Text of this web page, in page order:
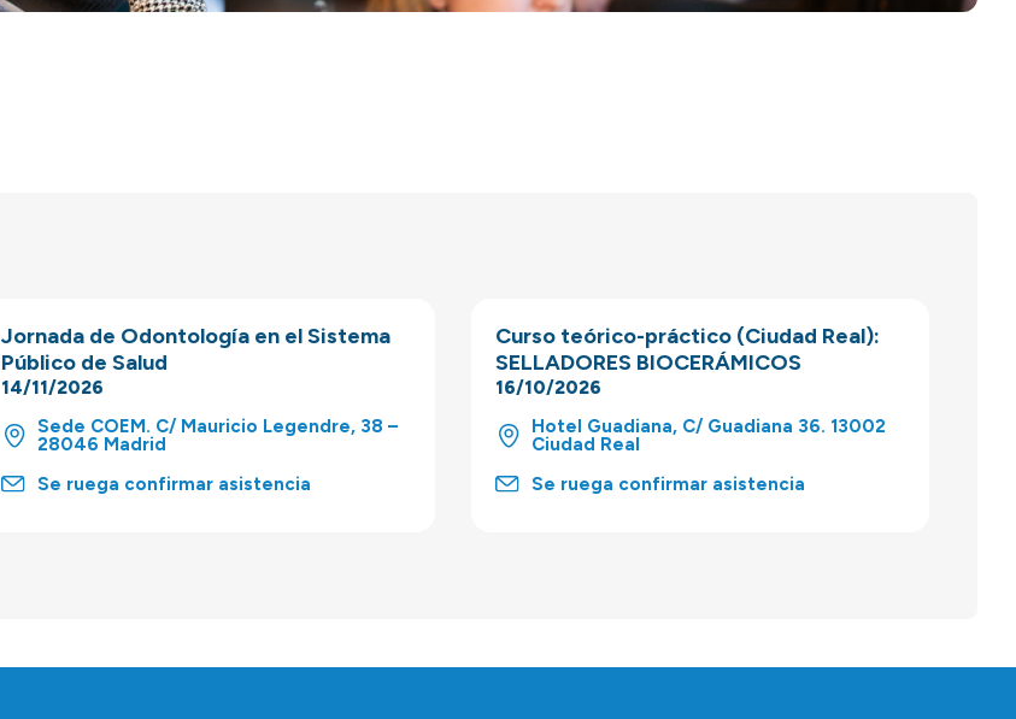
Jornada de Odontología en el Sistema
Público de Salud
14/11/2026
Sede COEM. C/ Mauricio Legendre, 38 –
28046 Madrid
Se ruega confirmar asistencia
Curso teórico-práctico (Ciudad Real):
SELLADORES BIOCERÁMICOS
16/10/2026
Hotel Guadiana, C/ Guadiana 36. 13002
Ciudad Real
Se ruega confirmar asistencia